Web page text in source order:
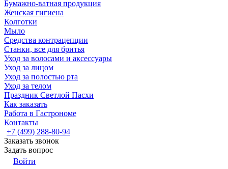
Бумажно-ватная продукция
Женская гигиена
Колготки
Мыло
Средства контрацепции
Станки, все для бритья
Уход за волосами и аксессуары
Уход за лицом
Уход за полостью рта
Уход за телом
Праздник Светлой Пасхи
Как заказать
Работа в Гастрономе
Контакты
+7 (499) 288-80-94
Заказать звонок
Задать вопрос
Войти